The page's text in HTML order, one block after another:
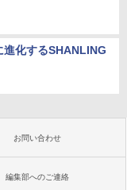
化するSHANLING
お問い合わせ
編集部へのご連絡